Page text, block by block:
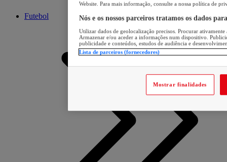
Futebol
Website. Para mais informação, consulte a nossa política de
Nós e os nossos parceiros tratamos os dados
Utilizar dados de geolocalização precisos. Procurar
Armazenar e/ou aceder a informações num dispositivo.
publicidade e conteúdos, estudos de audiência e
Lista de parceiros (fornecedores)
Mostrar finalidades